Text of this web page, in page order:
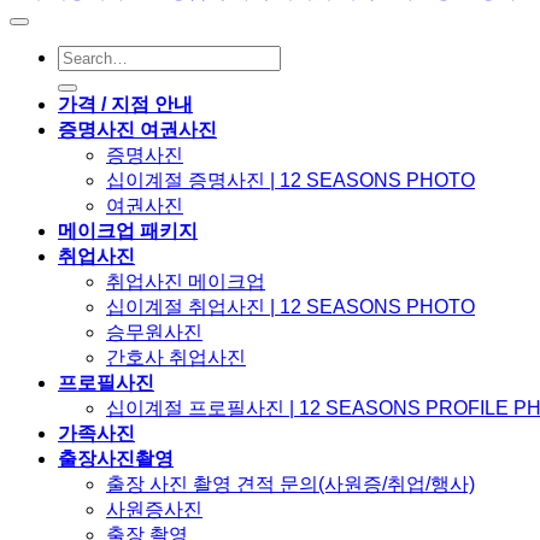
가격 / 지점 안내
증명사진 여권사진
증명사진
십이계절 증명사진 | 12 SEASONS PHOTO
여권사진
메이크업 패키지
취업사진
취업사진 메이크업
십이계절 취업사진 | 12 SEASONS PHOTO
승무원사진
간호사 취업사진
프로필사진
십이계절 프로필사진 | 12 SEASONS PROFILE
가족사진
출장사진촬영
출장 사진 촬영 견적 문의(사원증/취업/행사)
사원증사진
출장 촬영